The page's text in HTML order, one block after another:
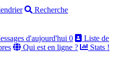
Recherche
d'aujourd'hui 0
Liste de
Qui est en ligne ? Stats !